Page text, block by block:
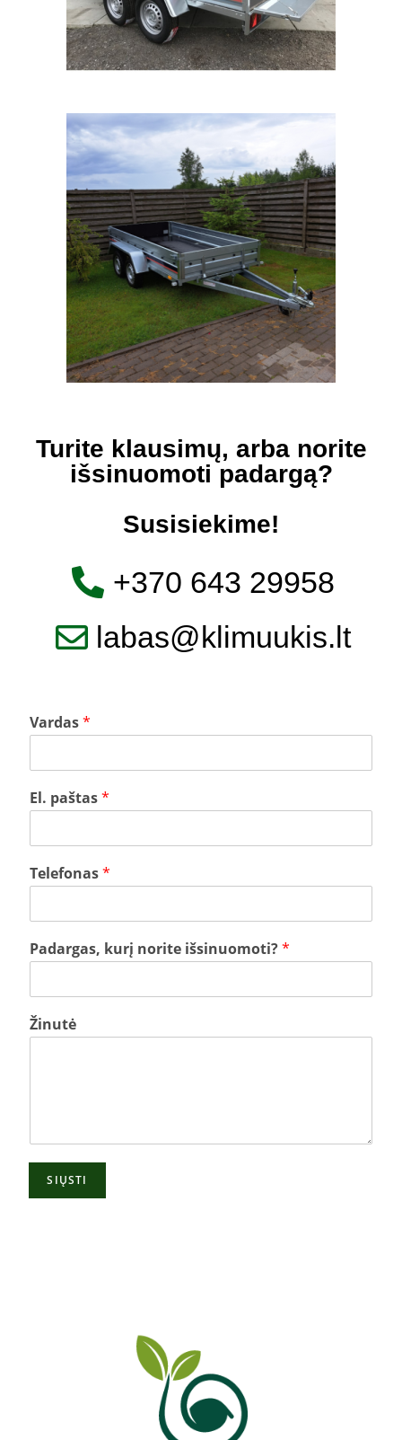
Turite klausimų, arba norite
išsinuomoti padargą?
Susisiekime!
+370 643 29958
labas@klimuukis.lt
Vardas*
El. paštas*
Telefonas*
Padargas, kurį norite išsinuomoti?*
Žinutė
SIŲSTI